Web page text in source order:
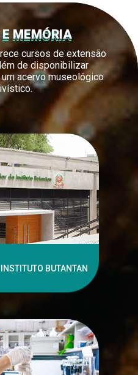
MEMÓRIA
cursos de extensão
de disponibilizar
acervo museológico
BUTANTAN